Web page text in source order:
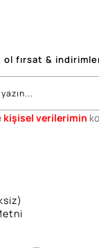
fırsat &
kişisel verilerimin